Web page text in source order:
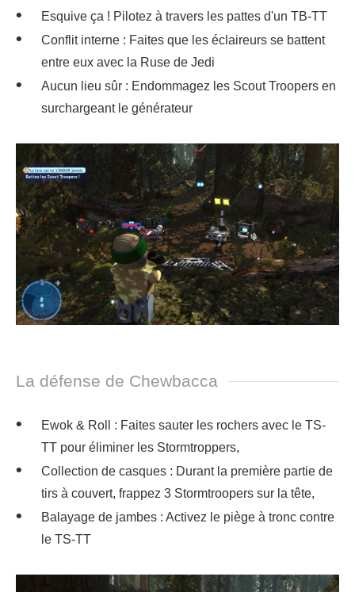
Esquive ça ! Pilotez à travers les pattes d'un TB-TT
Conflit interne : Faites que les éclaireurs se battent
entre eux avec la Ruse de Jedi
Aucun lieu sûr : Endommagez les Scout Troopers en
surchargeant le générateur
La défense de Chewbacca
Ewok & Roll : Faites sauter les rochers avec le TS-
TT pour éliminer les Stormtroppers,
Collection de casques : Durant la première partie de
tirs à couvert, frappez 3 Stormtroopers sur la tête,
Balayage de jambes : Activez le piège à tronc contre
le TS-TT